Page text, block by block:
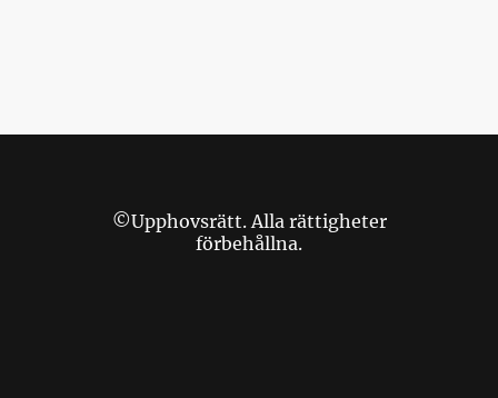
©Upphovsrätt. Alla rättigheter
förbehållna.